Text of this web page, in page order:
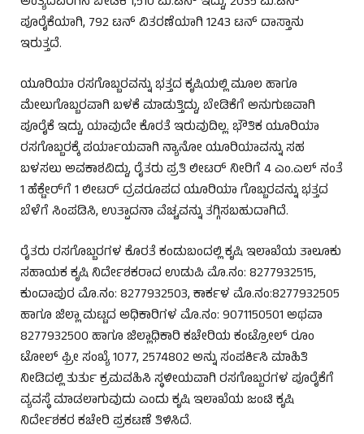
ಪೂರೈಕೆಯಾಗಿ, 792 ಟನ್ ವಿತರಣೆಯಾಗಿ 1243 ಟನ್ ದಾಸ್ತಾನು
ಇರುತ್ತದೆ.
ಯೂರಿಯಾ ರಸಗೊಬ್ಬರವನ್ನು ಭತ್ತದ ಕೃಷಿಯಲ್ಲಿ ಮೂಲ ಹಾಗೂ
ಮೇಲುಗೊಬ್ಬರವಾಗಿ ಬಳಕೆ ಮಾಡುತ್ತಿದ್ದು, ಬೇಡಿಕೆಗೆ ಅನುಗುಣವಾಗಿ
ಪೂರೈಕೆ ಇದ್ದು, ಯಾವುದೇ ಕೊರತೆ ಇರುವುದಿಲ್ಲ. ಭೌತಿಕ ಯೂರಿಯಾ
ರಸಗೊಬ್ಬರಕ್ಕೆ ಪರ್ಯಾಯವಾಗಿ ನ್ಯಾನೋ ಯೂರಿಯಾವನ್ನು ಸಹ
ಬಳಸಲು ಅವಕಾಶವಿದ್ದು, ರೈತರು ಪ್ರತಿ ಲೀಟರ್ ನೀರಿಗೆ 4 ಎಂ.ಎಲ್ ನಂತೆ
1 ಹೆಕ್ಟೇರ್‌ಗೆ 1 ಲೀಟರ್ ದ್ರವರೂಪದ ಯೂರಿಯಾ ಗೊಬ್ಬರವನ್ನು ಭತ್ತದ
ಬೆಳೆಗೆ ಸಿಂಪಡಿಸಿ, ಉತ್ಪಾದನಾ ವೆಚ್ಚವನ್ನು ತಗ್ಗಿಸಬಹುದಾಗಿದೆ.
ರೈತರು ರಸಗೊಬ್ಬರಗಳ ಕೊರತೆ ಕಂಡುಬಂದಲ್ಲಿ ಕೃಷಿ ಇಲಾಖೆಯ ತಾಲೂಕು
ಸಹಾಯಕ ಕೃಷಿ ನಿರ್ದೇಶಕರಾದ ಉಡುಪಿ ಮೊ.ನಂ: 8277932515,
ಕುಂದಾಪುರ ಮೊ.ನಂ: 8277932503, ಕಾರ್ಕಳ ಮೊ.ನಂ:8277932505
ಹಾಗೂ ಜಿಲ್ಲಾ ಮಟ್ಟದ ಅಧಿಕಾರಿಗಳ ಮೊ.ನಂ: 9071150501 ಅಥವಾ
8277932500 ಹಾಗೂ ಜಿಲ್ಲಾಧಿಕಾರಿ ಕಚೇರಿಯ ಕಂಟ್ರೋಲ್ ರೂಂ
ಟೋಲ್ ಫ್ರೀ ಸಂಖ್ಯೆ 1077, 2574802 ಅನ್ನು ಸಂಪರ್ಕಿಸಿ ಮಾಹಿತಿ
ನೀಡಿದಲ್ಲಿ ತುರ್ತು ಕ್ರಮವಹಿಸಿ ಸ್ಥಳೀಯವಾಗಿ ರಸಗೊಬ್ಬರಗಳ ಪೂರೈಕೆಗೆ
ವ್ಯವಸ್ಥೆ ಮಾಡಲಾಗುವುದು ಎಂದು ಕೃಷಿ ಇಲಾಖೆಯ ಜಂಟಿ ಕೃಷಿ
ನಿರ್ದೇಶಕರ ಕಚೇರಿ ಪ್ರಕಟಣೆ ತಿಳಿಸಿದೆ.